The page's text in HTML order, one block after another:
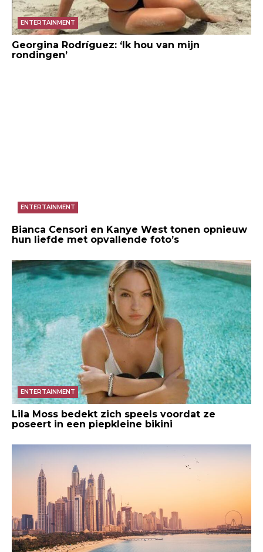
ENTERTAINMENT
Georgina Rodríguez: ‘Ik hou van mijn
rondingen’
ENTERTAINMENT
Bianca Censori en Kanye West tonen opnieuw
hun liefde met opvallende foto’s
ENTERTAINMENT
Lila Moss bedekt zich speels voordat ze
poseert in een piepkleine bikini